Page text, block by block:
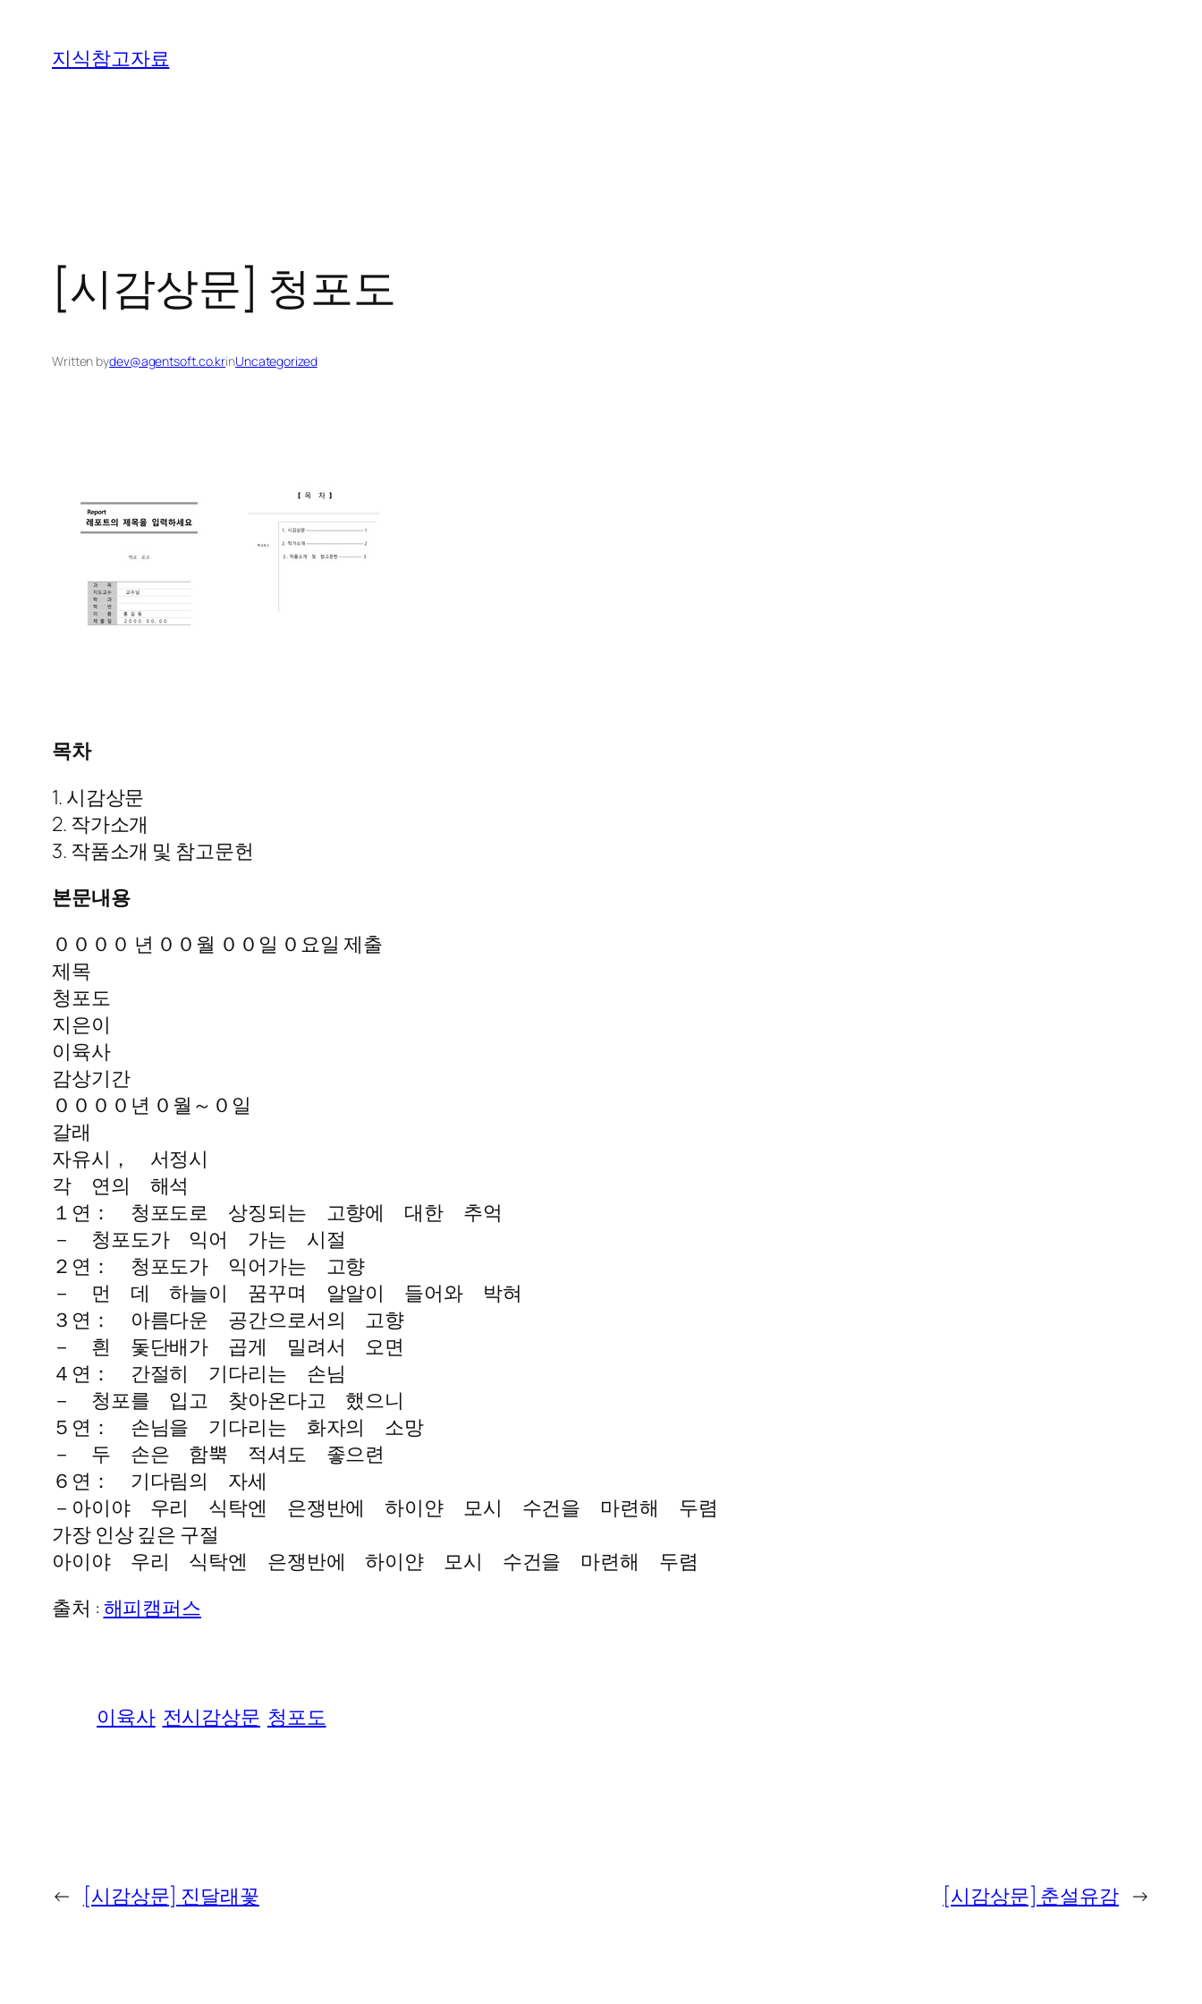
지식참고자료
[시감상문] 청포도
Written bydev@agentsoft.co.krinUncategorized
목차
1. 시감상문
2. 작가소개
3. 작품소개 및 참고문헌
본문내용
００００ 년 ００월 ００일 ０요일 제출
제목
청포도
지은이
이육사
감상기간
００００년 ０월～０일
갈래
자유시， 서정시
각 연의 해석
１연： 청포도로 상징되는 고향에 대한 추억
－ 청포도가 익어 가는 시절
２연： 청포도가 익어가는 고향
－ 먼 데 하늘이 꿈꾸며 알알이 들어와 박혀
３연： 아름다운 공간으로서의 고향
－ 흰 돛단배가 곱게 밀려서 오면
４연： 간절히 기다리는 손님
－ 청포를 입고 찾아온다고 했으니
５연： 손님을 기다리는 화자의 소망
－ 두 손은 함뿍 적셔도 좋으련
６연： 기다림의 자세
－아이야 우리 식탁엔 은쟁반에 하이얀 모시 수건을 마련해 두렴
가장 인상 깊은 구절
아이야 우리 식탁엔 은쟁반에 하이얀 모시 수건을 마련해 두렴
출처 : 해피캠퍼스
이육사 전시감상문 청포도
← [시감상문] 진달래꽃 [시감상문] 춘설유감 →